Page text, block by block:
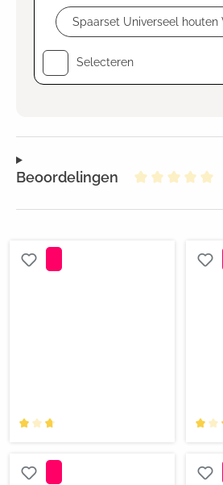
Selecteren
Beoordelingen